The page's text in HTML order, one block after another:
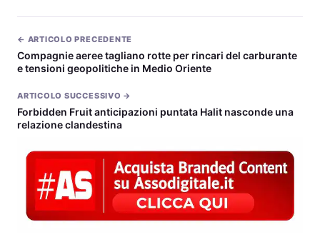
← ARTICOLO PRECEDENTE
Compagnie aeree tagliano rotte per rincari del carburante
e tensioni geopolitiche in Medio Oriente
ARTICOLO SUCCESSIVO →
Forbidden Fruit anticipazioni puntata Halit nasconde una
relazione clandestina